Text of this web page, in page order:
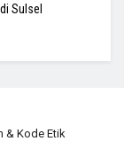
Sulsel
& Kode Etik